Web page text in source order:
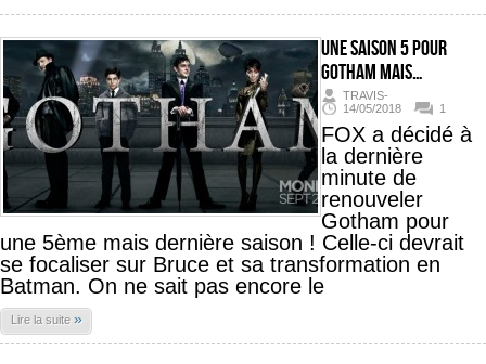
Une saison 5 pour
Gotham mais…
TRAVIS-
14/05/2018
1
FOX a décidé à
la dernière
minute de
renouveler
Gotham pour
une 5ème mais dernière saison ! Celle-ci devrait
se focaliser sur Bruce et sa transformation en
Batman. On ne sait pas encore le
Lire la suite »